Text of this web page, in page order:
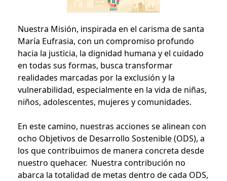
Nuestra Misión, inspirada en el carisma de santa
María Eufrasia, con un compromiso profundo
hacia la justicia, la dignidad humana y el cuidado
en todas sus formas, busca transformar
realidades marcadas por la exclusión y la
vulnerabilidad, especialmente en la vida de niñas,
niños, adolescentes, mujeres y comunidades.
En este camino, nuestras acciones se alinean con
ocho Objetivos de Desarrollo Sostenible (ODS), a
los que contribuimos de manera concreta desde
nuestro quehacer. Nuestra contribución no
abarca la totalidad de metas dentro de cada ODS,